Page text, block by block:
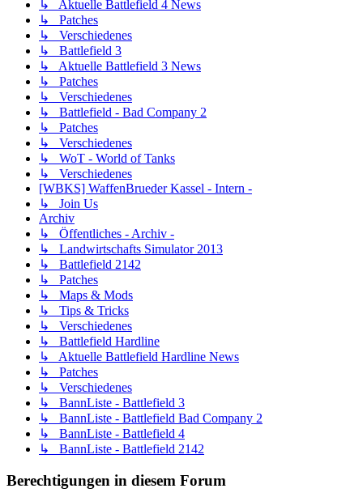
↳ Aktuelle Battlefield 4 News
↳ Patches
↳ Verschiedenes
↳ Battlefield 3
↳ Aktuelle Battlefield 3 News
↳ Patches
↳ Verschiedenes
↳ Battlefield - Bad Company 2
↳ Patches
↳ Verschiedenes
↳ WoT - World of Tanks
↳ Verschiedenes
[WBKS] WaffenBrueder Kassel - Intern -
↳ Join Us
Archiv
↳ Öffentliches - Archiv -
↳ Landwirtschafts Simulator 2013
↳ Battlefield 2142
↳ Patches
↳ Maps & Mods
↳ Tips & Tricks
↳ Verschiedenes
↳ Battlefield Hardline
↳ Aktuelle Battlefield Hardline News
↳ Patches
↳ Verschiedenes
↳ BannListe - Battlefield 3
↳ BannListe - Battlefield Bad Company 2
↳ BannListe - Battlefield 4
↳ BannListe - Battlefield 2142
Berechtigungen in diesem Forum